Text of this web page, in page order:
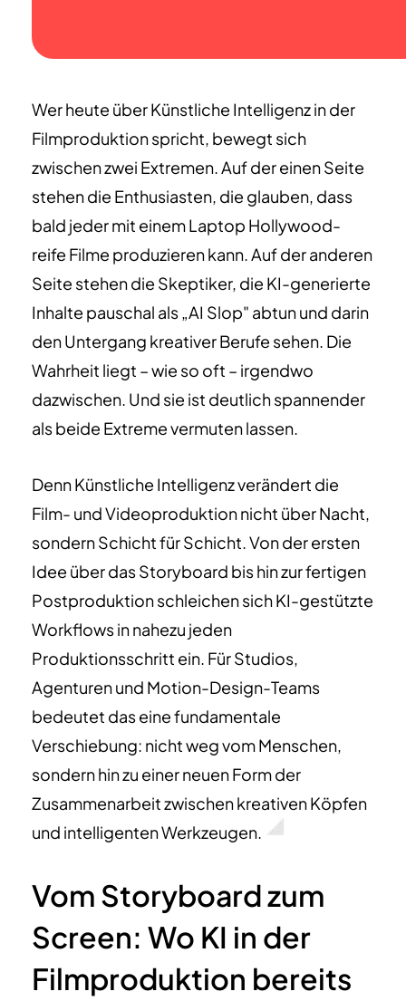
Wer heute über Künstliche Intelligenz in der
Filmproduktion spricht, bewegt sich
zwischen zwei Extremen. Auf der einen Seite
stehen die Enthusiasten, die glauben, dass
bald jeder mit einem Laptop Hollywood-
reife Filme produzieren kann. Auf der anderen
Seite stehen die Skeptiker, die KI-generierte
Inhalte pauschal als „AI Slop" abtun und darin
den Untergang kreativer Berufe sehen. Die
Wahrheit liegt – wie so oft – irgendwo
dazwischen. Und sie ist deutlich spannender
als beide Extreme vermuten lassen.
Denn Künstliche Intelligenz verändert die
Film- und Videoproduktion nicht über Nacht,
sondern Schicht für Schicht. Von der ersten
Idee über das Storyboard bis hin zur fertigen
Postproduktion schleichen sich KI-gestützte
Workflows in nahezu jeden
Produktionsschritt ein. Für Studios,
Agenturen und Motion-Design-Teams
bedeutet das eine fundamentale
Verschiebung: nicht weg vom Menschen,
sondern hin zu einer neuen Form der
Zusammenarbeit zwischen kreativen Köpfen
und intelligenten Werkzeugen.
Vom Storyboard zum
Screen: Wo KI in der
Filmproduktion bereits